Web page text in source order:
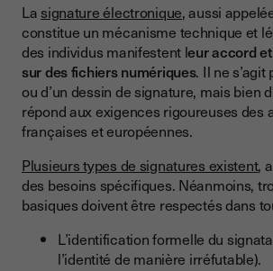
Une offre complète
Une intégration facile aux outils existants
Un support client basé en France
Conclusion
La signature électronique, aussi
constitue un mécanisme technique et
des individus manifestent leur accord
sur des fichiers numériques. Il ne s’agit
ou d’un dessin de signature, mais bien
répond aux exigences rigoureuses des
françaises et européennes.
Plusieurs types de signatures existent,
des besoins spécifiques. Néanmoins,
basiques doivent être respectés dans
L’identification formelle du
l’identité de manière irréfutable).